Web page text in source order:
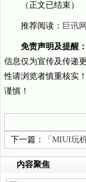
（正文已结束）
推荐阅读： 巨讯网
免责声明及提醒：
信息仅为宣传及传递
性请浏览者慎重核实
谨慎！
下一篇：
「MIUI玩
内容聚焦